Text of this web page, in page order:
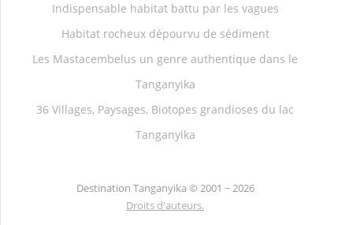
Indispensable habitat battu par les vagues
Habitat rocheux dépourvu de sédiment
Les Mastacembelus un genre authentique dans le
Tanganyika
36 Villages, Paysages, Biotopes grandioses du lac
Tanganyika
Destination Tanganyika © 2001 ~ 2026
Droits d'auteurs.